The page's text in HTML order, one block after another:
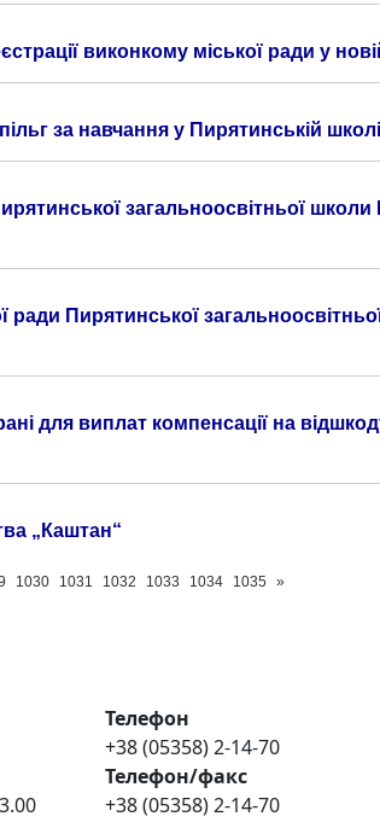
виконкому міської ради у
за навчання у Пирятинській
загальноосвітньої школи
Пирятинської загальноосвітньої
для виплат компенсації на
„Каштан“
1030 1031 1032 1033 1034 1035 »
Телефон
+38 (05358) 2-14-70
Телефон/факс
+38 (05358) 2-14-70